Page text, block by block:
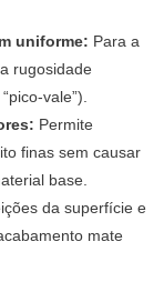
uniforme: Para a
rugosidade
vale”).
Permite
finas sem causar
base.
da superfície e
mate